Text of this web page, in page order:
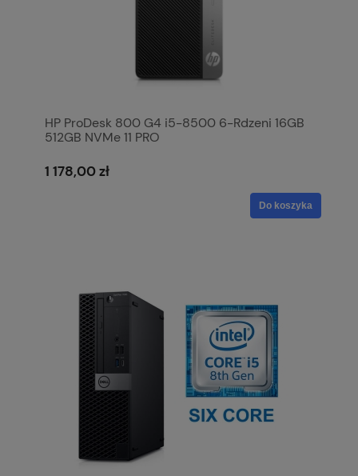
HP ProDesk 800 G4 i5-8500 6-Rdzeni 16GB
512GB NVMe 11 PRO
1 178,00 zł
Do koszyka